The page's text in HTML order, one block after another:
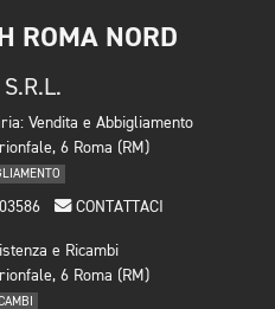
ROMA NORD
S.R.L.
Vendita e Abbigliamento
6 Roma (RM)
CONTATTACI
e Ricambi
6 Roma (RM)